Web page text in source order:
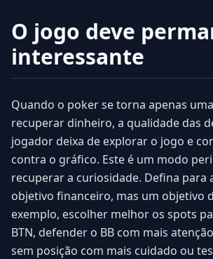
O jogo deve
interessante
Quando o poker se torna apenas
recuperar dinheiro, a qualidade das
jogador deixa de explorar o jogo e
contra o gráfico. Este é um modo
recuperar a curiosidade. Defina para
objetivo financeiro, mas um objetivo
exemplo, escolher melhor os spots
BTN, defender o BB com mais
sem posição com mais cuidado ou